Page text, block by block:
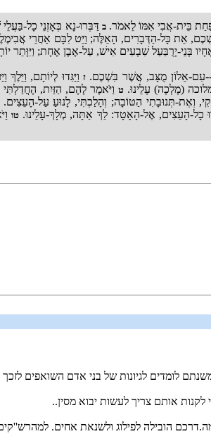
בֵּית-אֲבִי אִמּוֹ לֵאמֹר.ב דַּבְּרוּ-נָא בְּאָזְנֵי כָל-
שְׁכֶם, אֵת כָּל-הַדְּבָרִים, הָאֵלֶּה; וַיֵּט לִבָּם אַחֲרֵי
בְּנֵי-יְרֻבַּעַל שִׁבְעִים אִישׁ, עַל-אֶבֶן אֶחָת; וַיִּוָּתֵר
עִם-אֵלוֹן מֻצָּב, אֲשֶׁר בִּשְׁכֶם. זוַיַּגִּדוּ לְיוֹתָם,
(מָלְכָה) עָלֵינוּ. טוַיֹּאמֶר לָהֶם, הַזַּיִת, הֶחֳדַלְתִּי
תְּנוּבָתִי הַטּוֹבָה; וְהָלַכְתִּי, לָנוּעַ עַל-
כָל-הָעֵצִים, אֶל-הָאָטָד: לֵךְ אַתָּה, מְלָךְ-עָלֵינוּ.טו
לומדים לגיונות של בני אדם השואפים
אותם צריך לעשות יבוא מסין..
הובילה לפילוג ולשנאת אחים.